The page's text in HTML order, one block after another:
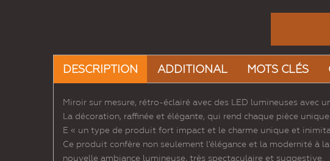
DESCRIPTION ADDITIONAL MOTS CLÉS
Miroir sur mesure, rétro-éclairé avec des LED lumineuses avec
La décoration, raffinée et élégante, qui rend chaque pièce unique.
E « un type de produit fort impact et le charme unique et
Ce produit confère non seulement l'élégance et la modernité à
nouvelle ambiance lumineuse, très spectaculaire et suggestive.